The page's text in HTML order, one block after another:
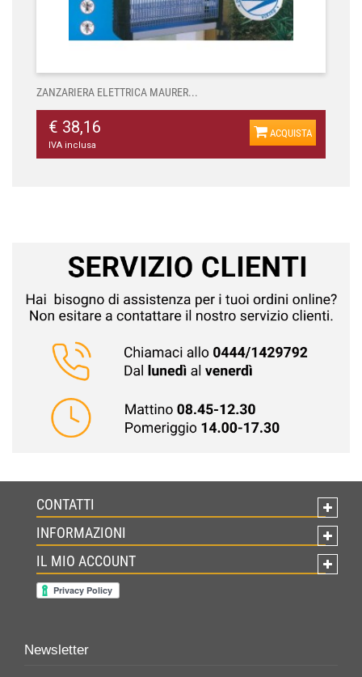
ZANZARIERA ELETTRICA MAURER...
€ 38,16
IVA inclusa
ACQUISTA
CONTATTI
INFORMAZIONI
IL MIO ACCOUNT
Newsletter